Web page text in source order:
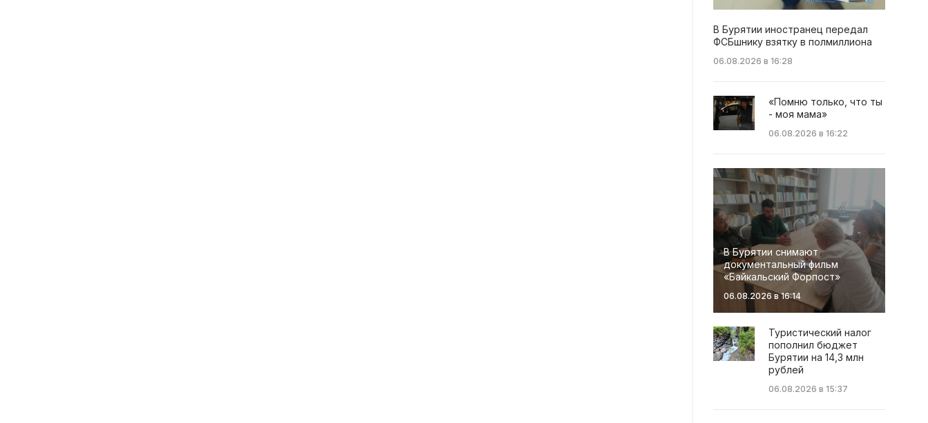
В Бурятии иностранец передал
ФСБшнику взятку в полмиллиона
06.08.2026 в 16:28
«Помню только, что ты
- моя мама»
06.08.2026 в 16:22
В Бурятии снимают
документальный фильм
«Байкальский Форпост»
06.08.2026 в 16:14
Туристический налог
пополнил бюджет
Бурятии на 14,3 млн
рублей
06.08.2026 в 15:37